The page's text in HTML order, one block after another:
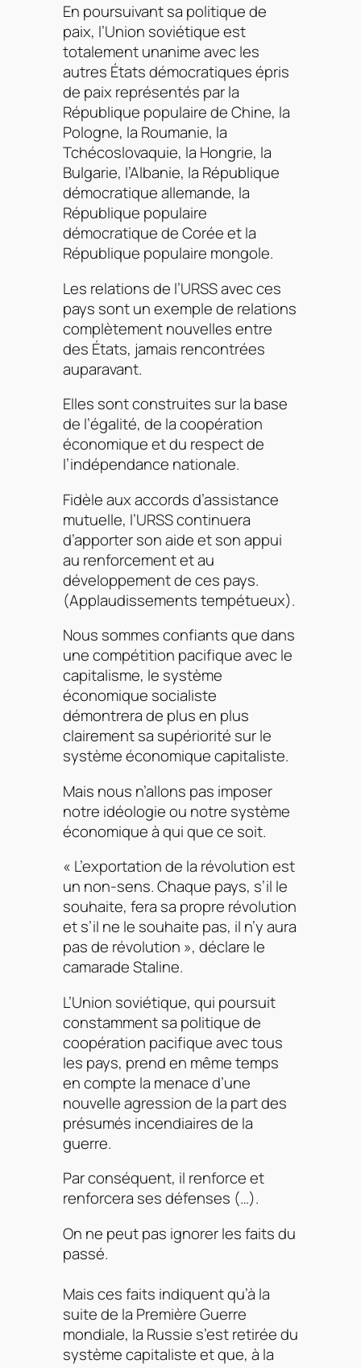
En poursuivant sa politique de
paix, l’Union soviétique est
totalement unanime avec les
autres États démocratiques épris
de paix représentés par la
République populaire de Chine, la
Pologne, la Roumanie, la
Tchécoslovaquie, la Hongrie, la
Bulgarie, l’Albanie, la République
démocratique allemande, la
République populaire
démocratique de Corée et la
République populaire mongole.
Les relations de l’URSS avec ces
pays sont un exemple de relations
complètement nouvelles entre
des États, jamais rencontrées
auparavant.
Elles sont construites sur la base
de l’égalité, de la coopération
économique et du respect de
l’indépendance nationale.
Fidèle aux accords d’assistance
mutuelle, l’URSS continuera
d’apporter son aide et son appui
au renforcement et au
développement de ces pays.
(Applaudissements tempétueux).
Nous sommes confiants que dans
une compétition pacifique avec le
capitalisme, le système
économique socialiste
démontrera de plus en plus
clairement sa supériorité sur le
système économique capitaliste.
Mais nous n’allons pas imposer
notre idéologie ou notre système
économique à qui que ce soit.
« L’exportation de la révolution est
un non-sens. Chaque pays, s’il le
souhaite, fera sa propre révolution
et s’il ne le souhaite pas, il n’y aura
pas de révolution », déclare le
camarade Staline.
L’Union soviétique, qui poursuit
constamment sa politique de
coopération pacifique avec tous
les pays, prend en même temps
en compte la menace d’une
nouvelle agression de la part des
présumés incendiaires de la
guerre.
Par conséquent, il renforce et
renforcera ses défenses (…).
On ne peut pas ignorer les faits du
passé.
Mais ces faits indiquent qu’à la
suite de la Première Guerre
mondiale, la Russie s’est retirée du
système capitaliste et que, à la